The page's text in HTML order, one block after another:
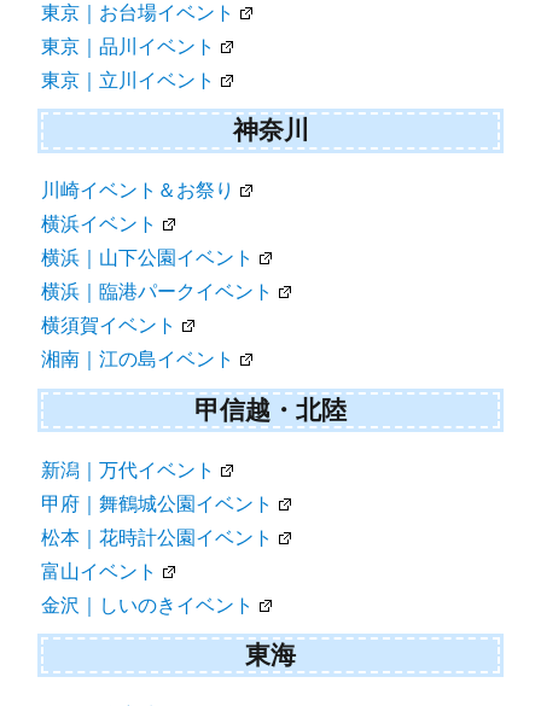
東京｜お台場イベント
東京｜品川イベント
東京｜立川イベント
神奈川
川崎イベント＆お祭り
横浜イベント
横浜｜山下公園イベント
横浜｜臨港パークイベント
横須賀イベント
湘南｜江の島イベント
甲信越・北陸
新潟｜万代イベント
甲府｜舞鶴城公園イベント
松本｜花時計公園イベント
富山イベント
金沢｜しいのきイベント
東海